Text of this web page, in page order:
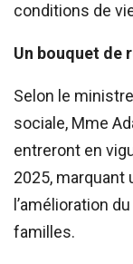
conditions de
Un bouquet de
Selon le
sociale, Mme
entreront en
2025, marquant
l’amélioration
familles.